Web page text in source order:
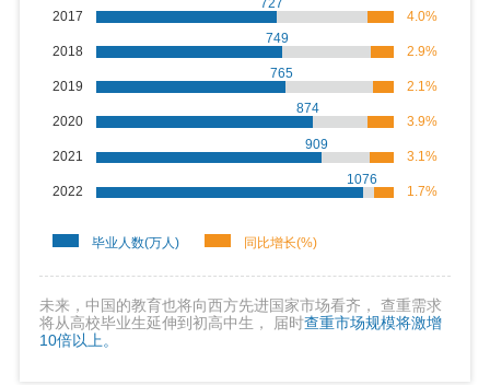
2017
727
4.0%
2018
749
2.9%
2019
765
2.1%
2020
874
3.9%
2021
909
3.1%
2022
1076
1.7%
毕业人数(万人) 同比增长(%)
未来，中国的教育也将向西方先进国家市场看齐， 查重需求
将从高校毕业生延伸到初高中生， 届时查重市场规模将激增
10倍以上。